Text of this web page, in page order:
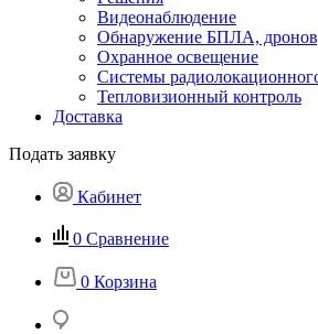
Видеонаблюдение
Обнаружение БПЛА,
Охранное освещение
Системы
Тепловизионный контроль
Доставка
Подать заявку
Кабинет
0 Сравнение
0 Корзина